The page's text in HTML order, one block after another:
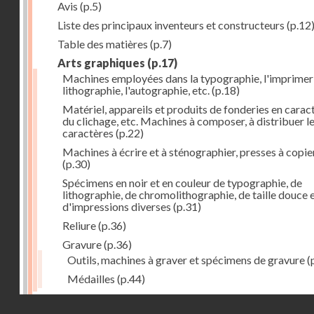
Avis (p.5)
Liste des principaux inventeurs et constructeurs (p.12)
Table des matières (p.7)
Arts graphiques (p.17)
Machines employées dans la typographie,
lithographie, l'autographie, etc. (p.18)
Matériel, appareils et produits de fonderies en
du clichage, etc. Machines à composer, à distribuer
caractères (p.22)
Machines à écrire et à sténographier, presses à
(p.30)
Spécimens en noir et en couleur de typographie, de
lithographie, de chromolithographie, de taille douce
d'impressions diverses (p.31)
Reliure(p.36)
Gravure(p.36)
Outils, machines à graver et spécimens de gravure
Médailles (p.44)